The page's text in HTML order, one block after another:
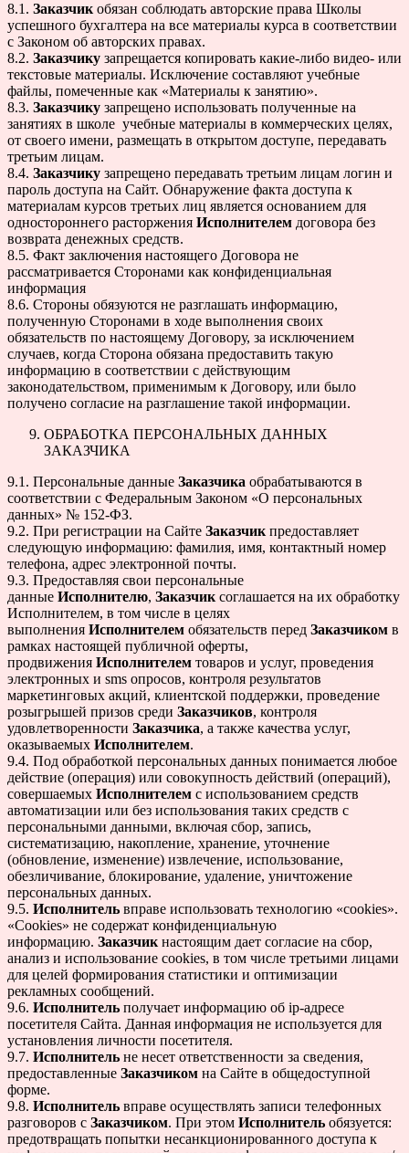
8.1. Заказчик обязан соблюдать авторские права Школы
успешного бухгалтера на все материалы курса в соответствии
с Законом об авторских правах.
8.2. Заказчику запрещается копировать какие-либо видео- или
текстовые материалы. Исключение составляют учебные
файлы, помеченные как «Материалы к занятию».
8.3. Заказчику запрещено использовать полученные на
занятиях в школе учебные материалы в коммерческих целях,
от своего имени, размещать в открытом доступе, передавать
третьим лицам.
8.4. Заказчику запрещено передавать третьим лицам логин и
пароль доступа на Сайт. Обнаружение факта доступа к
материалам курсов третьих лиц является основанием для
одностороннего расторжения Исполнителем договора без
возврата денежных средств.
8.5. Факт заключения настоящего Договора не
рассматривается Сторонами как конфиденциальная
информация
8.6. Стороны обязуются не разглашать информацию,
полученную Сторонами в ходе выполнения своих
обязательств по настоящему Договору, за исключением
случаев, когда Сторона обязана предоставить такую
информацию в соответствии с действующим
законодательством, применимым к Договору, или было
получено согласие на разглашение такой информации.
ОБРАБОТКА ПЕРСОНАЛЬНЫХ ДАННЫХ
ЗАКАЗЧИКА
9.1. Персональные данные Заказчика обрабатываются в
соответствии с Федеральным Законом «О персональных
данных» № 152-ФЗ.
9.2. При регистрации на Сайте Заказчик предоставляет
следующую информацию: фамилия, имя, контактный номер
телефона, адрес электронной почты.
9.3. Предоставляя свои персональные
данные Исполнителю, Заказчик соглашается на их обработку
Исполнителем, в том числе в целях
выполнения Исполнителем обязательств перед Заказчиком в
рамках настоящей публичной оферты,
продвижения Исполнителем товаров и услуг, проведения
электронных и sms опросов, контроля результатов
маркетинговых акций, клиентской поддержки, проведение
розыгрышей призов среди Заказчиков, контроля
удовлетворенности Заказчика, а также качества услуг,
оказываемых Исполнителем.
9.4. Под обработкой персональных данных понимается любое
действие (операция) или совокупность действий (операций),
совершаемых Исполнителем с использованием средств
автоматизации или без использования таких средств с
персональными данными, включая сбор, запись,
систематизацию, накопление, хранение, уточнение
(обновление, изменение) извлечение, использование,
обезличивание, блокирование, удаление, уничтожение
персональных данных.
9.5. Исполнитель вправе использовать технологию «cookies».
«Cookies» не содержат конфиденциальную
информацию. Заказчик настоящим дает согласие на сбор,
анализ и использование cookies, в том числе третьими лицами
для целей формирования статистики и оптимизации
рекламных сообщений.
9.6. Исполнитель получает информацию об ip-адресе
посетителя Сайта. Данная информация не используется для
установления личности посетителя.
9.7. Исполнитель не несет ответственности за сведения,
предоставленные Заказчиком на Сайте в общедоступной
форме.
9.8. Исполнитель вправе осуществлять записи телефонных
разговоров с Заказчиком. При этом Исполнитель обязуется:
предотвращать попытки несанкционированного доступа к